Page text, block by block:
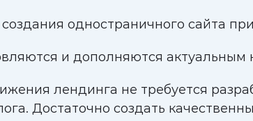
одностраничного сайта
и дополняются актуальным
лендинга не требуется
Достаточно создать